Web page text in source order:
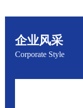
企业风采
Corporate Style